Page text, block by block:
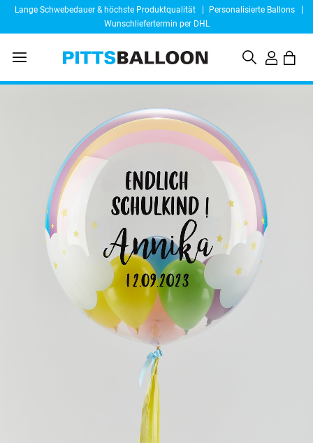
Lange Schwebedauer & höchste Produktqualität
Personalisierte Ballons
Wunschliefertermin per DHL